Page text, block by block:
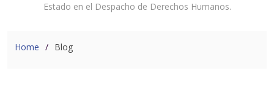
Estado en el Despacho de Derechos Humanos.
Home Blog